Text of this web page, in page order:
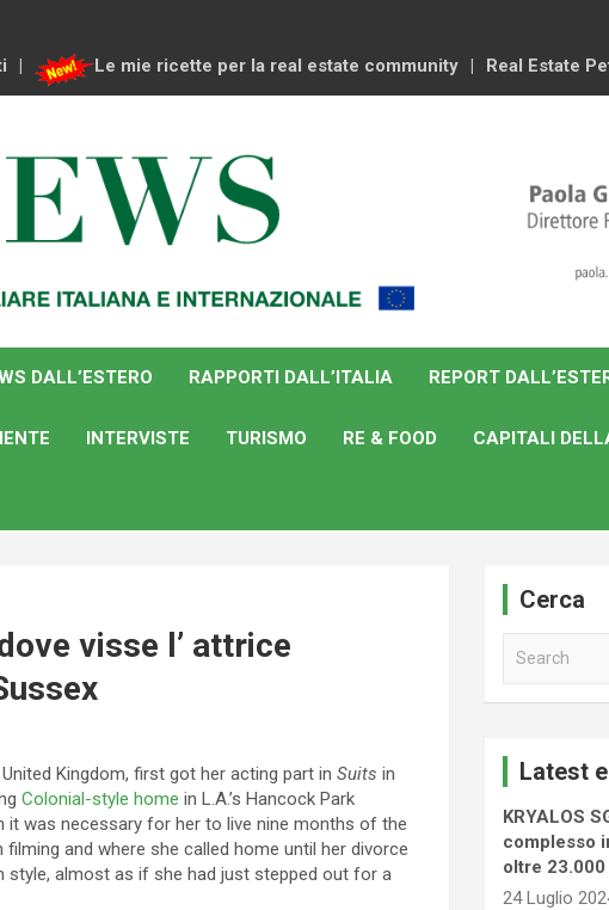
Le mie ricette per la real estate community Real Estate
DALL’ESTERO RAPPORTI DALL’ITALIA REPORT
INTERVISTE TURISMO RE & FOOD CAPITALI
visse l’ attrice
Kingdom, first got her acting part in Suits in
Colonial-style home in L.A.’s Hancock Park
it was necessary for her to live nine months of the
and where she called home until her divorce
style, almost as if she had just stepped out for a
Cerca
Latest
KRYALOS
complesso
oltre
24 Luglio